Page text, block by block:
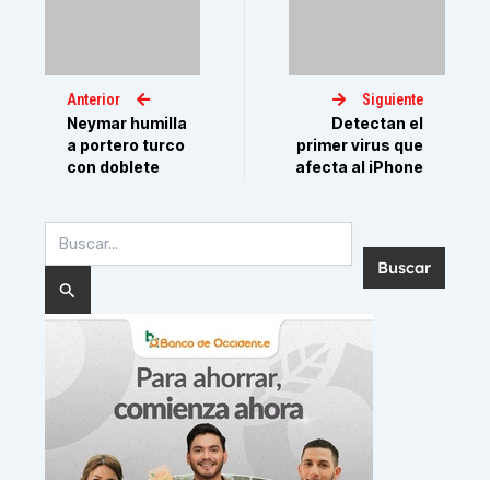
Anterior
Neymar humilla
a portero turco
con doblete
Siguiente
Detectan el
primer virus que
afecta al iPhone
por: